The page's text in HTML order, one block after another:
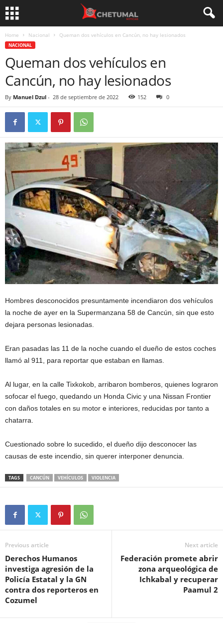
Home Nacional Queman dos vehículos en Cancún, no hay lesionados
NACIONAL
Queman dos vehículos en
Cancún, no hay lesionados
By Manuel Dzul - 28 de septiembre de 2022 152 0
Hombres desconocidos presuntamente incendiaron dos vehículos
la noche de ayer en la Supermanzana 58 de Cancún, sin que esto
dejara personas lesionadas.
Eran pasadas las 11 de la noche cuando el dueño de estos coches
llamó al 911, para reportar que estaban en llamas.
Al lugar, en la calle Tixkokob, arribaron bomberos, quienes lograron
sofocar el fuego, quedando un Honda Civic y una Nissan Frontier
con daños totales en su motor e interiores, reducidas por tanto a
chatarra.
Cuestionado sobre lo sucedido, el dueño dijo desconocer las
causas de este incendio, sin querer interponer denuncia.
TAGS CANCÚN VEHÍCULOS VIOLENCIA
Previous article
Derechos Humanos
investiga agresión de la
Policía Estatal y la GN
contra dos reporteros en
Cozumel
Next article
Federación promete abrir
zona arqueológica de
Ichkabal y recuperar
Paamul 2